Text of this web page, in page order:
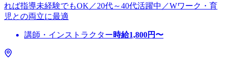
れば指導未経験でもOK／20代～40代活躍中／Wワーク・育
児との両立に最適
講師・インストラクター時給1,800円〜